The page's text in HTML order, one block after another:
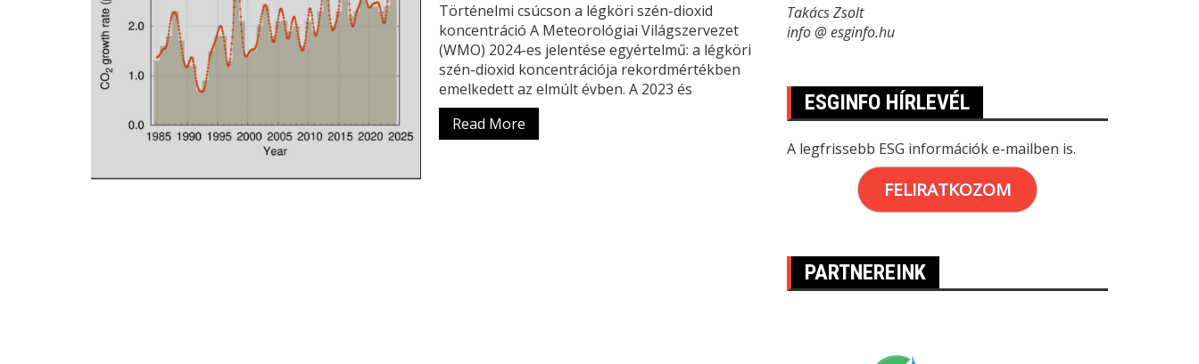
Történelmi csúcson a légköri szén-dioxid
koncentráció A Meteorológiai Világszervezet
(WMO) 2024-es jelentése egyértelmű: a légköri
szén-dioxid koncentrációja rekordmértékben
emelkedett az elmúlt évben. A 2023 és
Read More
Takács Zsolt
info @ esginfo.hu
ESGINFO HÍRLEVÉL
A legfrissebb ESG információk e-mailben is.
FELIRATKOZOM
PARTNEREINK